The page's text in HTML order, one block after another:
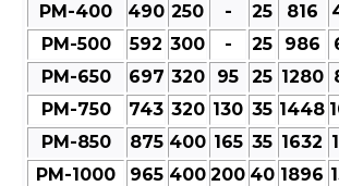
РМ-400
490 250 - 25 816
РМ-500
592 300 - 25 986
РМ-650
697 320 95 25 1280
РМ-750
743 320 130 35 1448
РМ-850
875 400 165 35 1632
РМ-1000
965 400 200 40 1896